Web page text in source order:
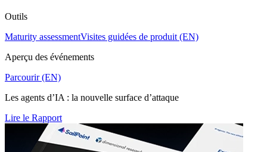
Outils
Maturity assessmentVisites guidées de produit (EN)
Aperçu des événements
Parcourir (EN)
Les agents d’IA : la nouvelle surface d’attaque
Lire le Rapport